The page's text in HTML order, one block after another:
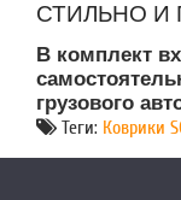
СТИЛЬНО И
В комплект
грузового
Теги: Коврики